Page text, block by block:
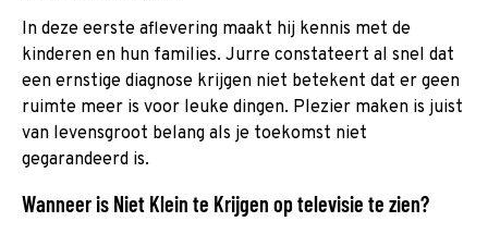
In deze eerste aflevering maakt hij kennis met de
kinderen en hun families. Jurre constateert al snel dat
een ernstige diagnose krijgen niet betekent dat er geen
ruimte meer is voor leuke dingen. Plezier maken is juist
van levensgroot belang als je toekomst niet
gegarandeerd is.
Wanneer is Niet Klein te Krijgen op televisie te zien?